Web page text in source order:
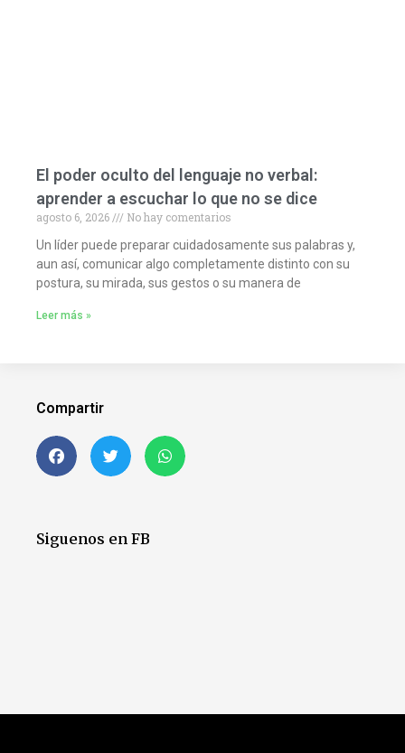
El poder oculto del lenguaje no verbal:
aprender a escuchar lo que no se dice
agosto 6, 2026
No hay comentarios
Un líder puede preparar cuidadosamente sus palabras y,
aun así, comunicar algo completamente distinto con su
postura, su mirada, sus gestos o su manera de
Leer más »
Compartir
Siguenos en FB